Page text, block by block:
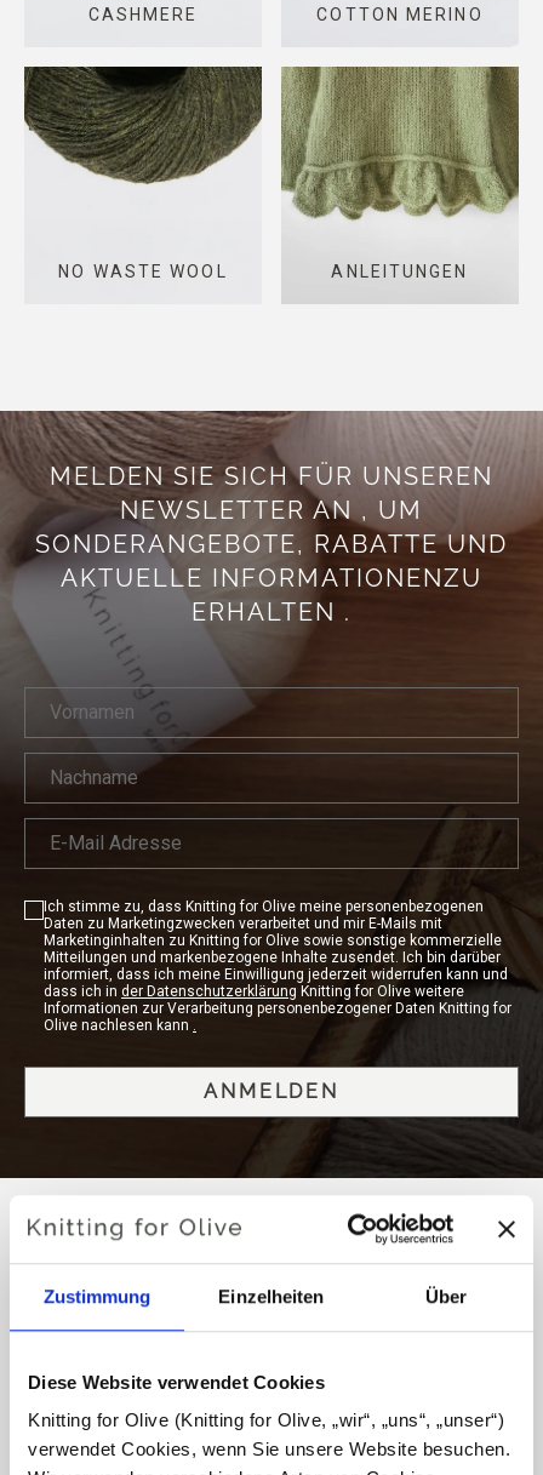
Zustimmung Einzelheiten Über
Diese Website verwendet Cookies
Knitting for Olive (Knitting for Olive, „wir“, „uns“, „unser“)
verwendet Cookies, wenn Sie unsere Website besuchen.
CASHMERE
COTTON MERINO
NO WASTE WOOL ANLEITUNGEN
MELDEN SIE SICH FÜR UNSEREN
NEWSLETTER AN , UM
SONDERANGEBOTE, RABATTE UND
AKTUELLE INFORMATIONENZU
ERHALTEN .
Ich stimme zu, dass Knitting for Olive meine personenbezogenen
Daten zu Marketingzwecken verarbeitet und mir E-Mails mit
Marketinginhalten zu Knitting for Olive sowie sonstige kommerzielle
Mitteilungen und markenbezogene Inhalte zusendet. Ich bin darüber
informiert, dass ich meine Einwilligung jederzeit widerrufen kann und
dass ich in der Datenschutzerklärung Knitting for Olive weitere
Informationen zur Verarbeitung personenbezogener Daten Knitting for
Olive nachlesen kann .
WIR ENGAGIEREN UNS FÜR
ETHISCHES,